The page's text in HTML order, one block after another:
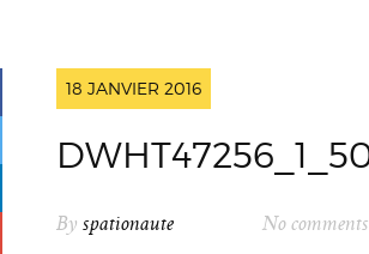
18 JANVIER 2016
By spationaute No comments